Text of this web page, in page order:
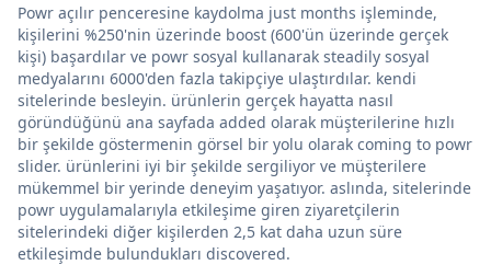
Powr açılır penceresine kaydolma just months işleminde,
kişilerini %250'nin üzerinde boost (600'ün üzerinde gerçek
kişi) başardılar ve powr sosyal kullanarak steadily sosyal
medyalarını 6000'den fazla takipçiye ulaştırdılar. kendi
sitelerinde besleyin. ürünlerin gerçek hayatta nasıl
göründüğünü ana sayfada added olarak müşterilerine hızlı
bir şekilde göstermenin görsel bir yolu olarak coming to powr
slider. ürünlerini iyi bir şekilde sergiliyor ve müşterilere
mükemmel bir yerinde deneyim yaşatıyor. aslında, sitelerinde
powr uygulamalarıyla etkileşime giren ziyaretçilerin
sitelerindeki diğer kişilerden 2,5 kat daha uzun süre
etkileşimde bulundukları discovered.